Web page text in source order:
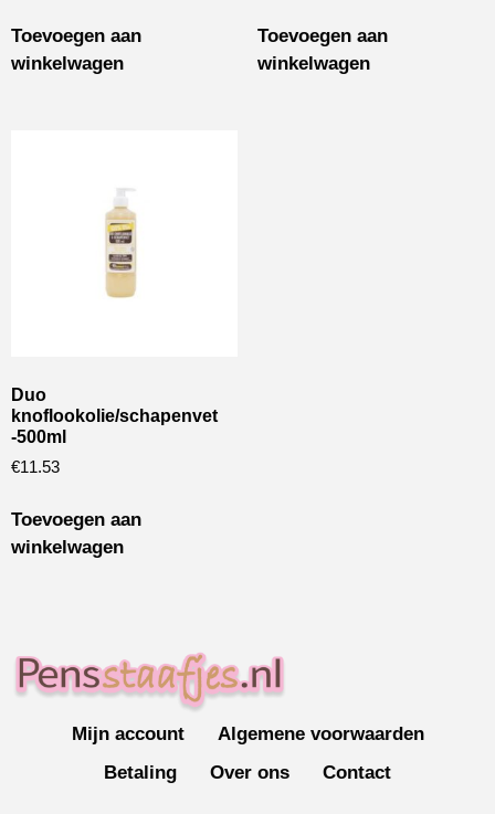
Toevoegen aan
winkelwagen
Toevoegen aan
winkelwagen
Duo
knoflookolie/schapenvet
-500ml
€11.53
Toevoegen aan
winkelwagen
Mijn account
Algemene voorwaarden
Betaling
Over ons Contact